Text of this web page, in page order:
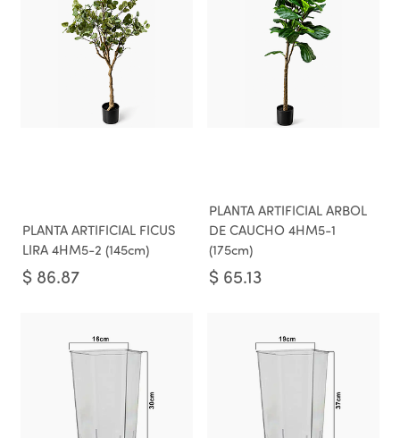
PLANTA ARTIFICIAL FICUS
LIRA 4HM5-2 (145cm)
$ 86.87
PLANTA ARTIFICIAL ARBOL
DE CAUCHO 4HM5-1
(175cm)
$ 65.13